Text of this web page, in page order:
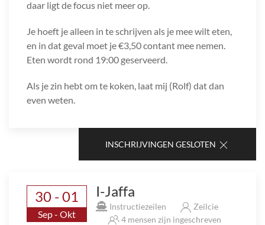
daar ligt de focus niet meer op.
Je hoeft je alleen in te schrijven als je mee wilt eten,
en in dat geval moet je €3,50 contant mee nemen.
Eten wordt rond 19:00 geserveerd.
Als je zin hebt om te koken, laat mij (Rolf) dat dan
even weten.
INSCHRIJVINGEN GESLOTEN
30 - 01
Sep - Okt
I-Jaffa
Instructiezeilen
Zeilcie
4 mensen zijn ingeschreven